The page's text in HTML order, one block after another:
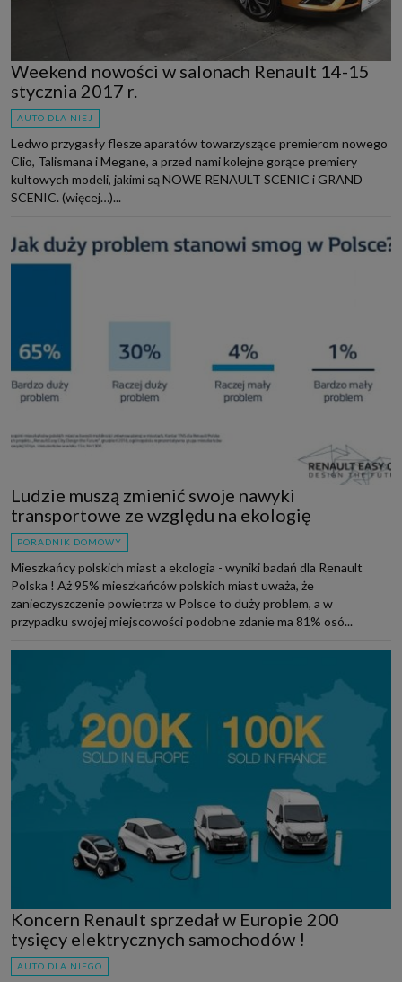
Weekend nowości w salonach Renault 14-15
stycznia 2017 r.
AUTO DLA NIEJ
Ledwo przygasły flesze aparatów towarzyszące premierom nowego
Clio, Talismana i Megane, a przed nami kolejne gorące premiery
kultowych modeli, jakimi są NOWE RENAULT SCENIC i GRAND
SCENIC. (więcej…)...
Ludzie muszą zmienić swoje nawyki
transportowe ze względu na ekologię
PORADNIK DOMOWY
Mieszkańcy polskich miast a ekologia - wyniki badań dla Renault
Polska ! Aż 95% mieszkańców polskich miast uważa, że
zanieczyszczenie powietrza w Polsce to duży problem, a w
przypadku swojej miejscowości podobne zdanie ma 81% osó...
Koncern Renault sprzedał w Europie 200
tysięcy elektrycznych samochodów !
AUTO DLA NIEGO